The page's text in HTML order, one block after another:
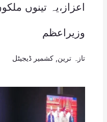
اعزاز،یہ تینوں
وزیراعظم
تازہ ترین کشمیر ڈیجیٹل